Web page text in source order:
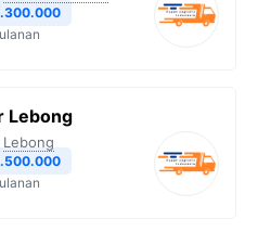
Lebong
Lebong